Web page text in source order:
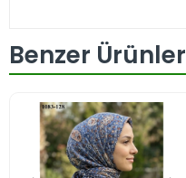
Benzer Ürünler